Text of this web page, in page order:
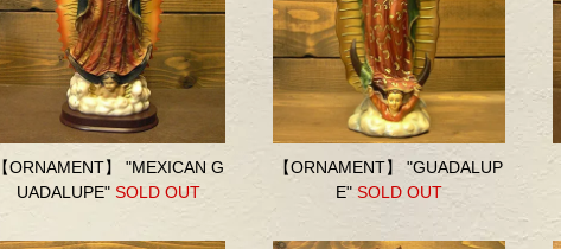
【ORNAMENT】 "MEXICAN G
UADALUPE" SOLD OUT
【ORNAMENT】 "GUADALUP
E" SOLD OUT